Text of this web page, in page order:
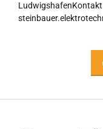
LudwigshafenKontakt